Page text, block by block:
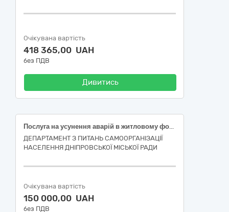
Очікувана вартість
418 365,00 UAH
без ПДВ
Дивитись
Послуга на усунення аварій в житловому фонді (поточний ремонт ліфтового обладнання у житловому будинку, розташованому за адресою: вул. Мандриківська, буд. 143, під’їзд 1, м. Дніпро)
ДЕПАРТАМЕНТ З ПИТАНЬ САМООРГАНІЗАЦІЇ
НАСЕЛЕННЯ ДНІПРОВСЬКОЇ МІСЬКОЇ РАДИ
Очікувана вартість
150 000,00 UAH
без ПДВ